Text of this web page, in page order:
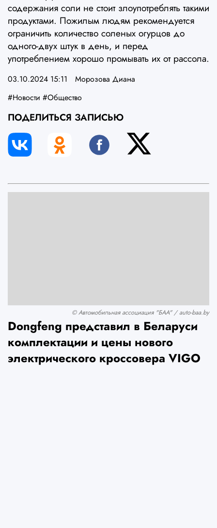
содержания соли не стоит злоупотреблять такими
продуктами. Пожилым людям рекомендуется
ограничить количество соленых огурцов до
одного-двух штук в день, и перед
употреблением хорошо промывать их от рассола.
03.10.2024 15:11
Морозова Диана
#Новости #Общество
ПОДЕЛИТЬСЯ ЗАПИСЬЮ
© Автомобильная ассоциация "БАА" / auto-baa.by
Dongfeng представил в Беларуси
комплектации и цены нового
электрического кроссовера VIGO